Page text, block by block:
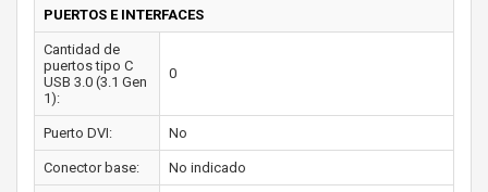
PUERTOS E INTERFACES
Cantidad de
puertos tipo C
USB 3.0 (3.1 Gen
1):
0
Puerto DVI: No
Conector base: No indicado